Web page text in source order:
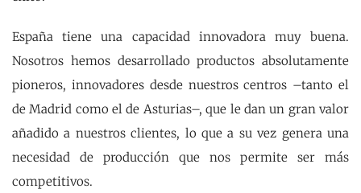
España tiene una capacidad innovadora muy buena.
Nosotros hemos desarrollado productos absolutamente
pioneros, innovadores desde nuestros centros –tanto el
de Madrid como el de Asturias–, que le dan un gran valor
añadido a nuestros clientes, lo que a su vez genera una
necesidad de producción que nos permite ser más
competitivos.